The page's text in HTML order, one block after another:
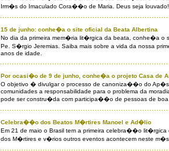
Irm�s do Imaculado Cora��o de Maria. Deus seja louvado!
15 de junho: conhe�a o site oficial da Beata Albertina
No dia da primeira mem�ria lit�rgica da beata, conhe�a o
Pe. S�rgio Jeremias. Saiba mais sobre a vida da nossa
anos de idade.
Por ocasi�o de 9 de junho, conhe�a o projeto Casa de
O objetivo � divulgar o processo de canoniza��o do
comunidades a responsabilidade para o problema da
pode ser constru�da com participa��o de pessoas de
Celebra��o dos Beatos M�rtires Manoel e Ad�lio
Em 21 de maio o Brasil tem a primeira celebra��o lit�rgica
dos M�rtires e v�rios outros eventos acontecem neste